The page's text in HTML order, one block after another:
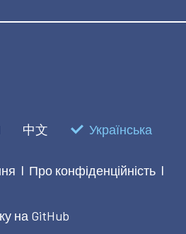
中文 Українська
| Про конфіденційність |
на GitHub